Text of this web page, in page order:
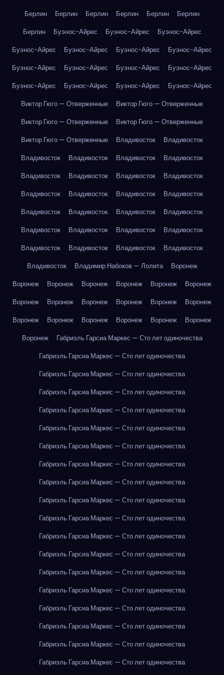
Берлин
Берлин Берлин Берлин Берлин
Берлин
Берлин
Буэнос-Айрес Буэнос-Айрес
Буэнос-Айрес
Буэнос-Айрес
Буэнос-Айрес Буэнос-Айрес
Буэнос-Айрес
Буэнос-Айрес
Буэнос-Айрес Буэнос-Айрес
Буэнос-Айрес
Буэнос-Айрес
Буэнос-Айрес Буэнос-Айрес
Буэнос-Айрес
Виктор Гюго — Отверженные
Виктор Гюго — Отверженные
Виктор Гюго — Отверженные
Виктор Гюго — Отверженные
Виктор Гюго — Отверженные
Владивосток
Владивосток
Владивосток
Владивосток Владивосток
Владивосток
Владивосток
Владивосток Владивосток
Владивосток
Владивосток
Владивосток Владивосток
Владивосток
Владивосток
Владивосток Владивосток
Владивосток
Владивосток
Владивосток Владивосток
Владивосток
Владивосток
Владивосток Владивосток
Владивосток
Владивосток
Владимир Набоков — Лолита
Воронеж
Воронеж
Воронеж Воронеж Воронеж Воронеж
Воронеж
Воронеж
Воронеж Воронеж Воронеж Воронеж
Воронеж
Воронеж
Воронеж Воронеж Воронеж Воронеж
Воронеж
Воронеж
Габриэль Гарсиа Маркес — Сто лет одиночества
Габриэль Гарсиа Маркес — Сто лет одиночества
Габриэль Гарсиа Маркес — Сто лет одиночества
Габриэль Гарсиа Маркес — Сто лет одиночества
Габриэль Гарсиа Маркес — Сто лет одиночества
Габриэль Гарсиа Маркес — Сто лет одиночества
Габриэль Гарсиа Маркес — Сто лет одиночества
Габриэль Гарсиа Маркес — Сто лет одиночества
Габриэль Гарсиа Маркес — Сто лет одиночества
Габриэль Гарсиа Маркес — Сто лет одиночества
Габриэль Гарсиа Маркес — Сто лет одиночества
Габриэль Гарсиа Маркес — Сто лет одиночества
Габриэль Гарсиа Маркес — Сто лет одиночества
Габриэль Гарсиа Маркес — Сто лет одиночества
Габриэль Гарсиа Маркес — Сто лет одиночества
Габриэль Гарсиа Маркес — Сто лет одиночества
Габриэль Гарсиа Маркес — Сто лет одиночества
Габриэль Гарсиа Маркес — Сто лет одиночества
Габриэль Гарсиа Маркес — Сто лет одиночества